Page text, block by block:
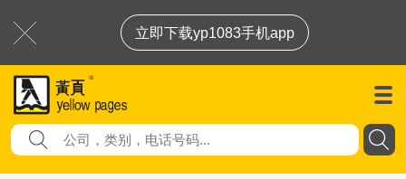
立即下载yp1083手机app